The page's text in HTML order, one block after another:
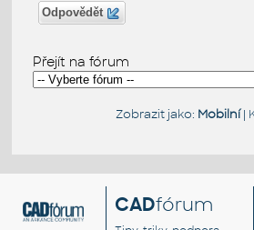
Odpovědět
Přejít na fórum
Zobrazit jako: Mobilní|
CADfórum